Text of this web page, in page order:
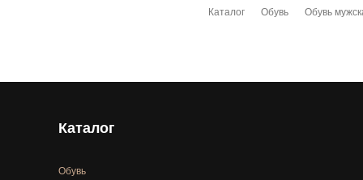
Каталог Обувь Обувь
Каталог
Обувь